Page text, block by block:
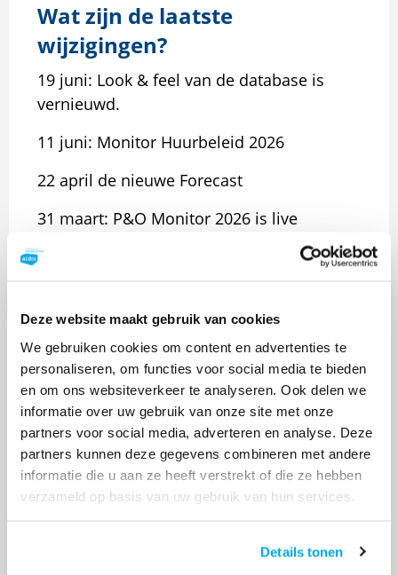
Deze website maakt gebruik van cookies
We gebruiken cookies om content en advertenties te
personaliseren, om functies voor social media te bieden
en om ons websiteverkeer te analyseren. Ook delen we
informatie over uw gebruik van onze site met onze
partners voor social media, adverteren en analyse. Deze
partners kunnen deze gegevens combineren met andere
informatie die u aan ze heeft verstrekt of die ze hebben
verzameld op basis van uw gebruik van hun services.
Details tonen
Wat zijn de laatste
wijzigingen?
19 juni: Look & feel van de database is
vernieuwd.
11 juni: Monitor Huurbeleid 2026
22 april de nieuwe Forecast
31 maart: P&O Monitor 2026 is live
(corporatie rapportage en data in de
databank)
data 2024
2025
15 december: in de excel met alle
indicatoren die staat onder Handleidingen
is toegevoegd in welke folder in de
databank de indicator te vinden is.
vlakken achter de grafieken van